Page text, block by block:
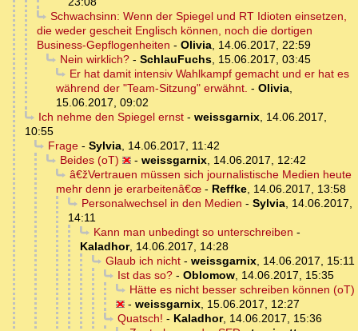
Schwachsinn: Wenn der Spiegel und RT Idioten einsetzen,
die weder gescheit Englisch können, noch die dortigen
Business-Gepflogenheiten - Olivia, 14.06.2017, 22:59
Nein wirklich?- SchlauFuchs, 15.06.2017, 03:45
Er hat damit intensiv Wahlkampf gemacht und er hat es
während der "Team-Sitzung" erwähnt. - Olivia,
15.06.2017, 09:02
Ich nehme den Spiegel ernst- weissgarnix, 14.06.2017,
10:55
Frage- Sylvia, 14.06.2017, 11:42
Beides (oT)
- weissgarnix, 14.06.2017, 12:42
â€žVertrauen müssen sich journalistische Medien heute
mehr denn je erarbeitenâ€œ - Reffke, 14.06.2017, 13:58
Personalwechsel in den Medien - Sylvia, 14.06.2017,
14:11
Kann man unbedingt so unterschreiben -
Kaladhor, 14.06.2017, 14:28
Glaub ich nicht- weissgarnix, 14.06.2017, 15:11
Ist das so?- Oblomow, 14.06.2017, 15:35
Hätte es nicht besser schreiben können (oT)
- weissgarnix, 15.06.2017, 12:27
Quatsch! - Kaladhor, 14.06.2017, 15:36